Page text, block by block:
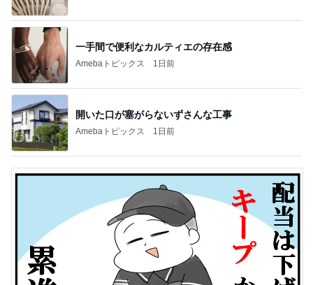
一手間で便利なカルティエの存在感
Amebaトピックス 1日前
開いた口が塞がらないずさんな工事
Amebaトピックス 1日前